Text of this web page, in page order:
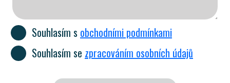
Souhlasím s obchodními podmínkami
Souhlasím se zpracováním osobních údajů